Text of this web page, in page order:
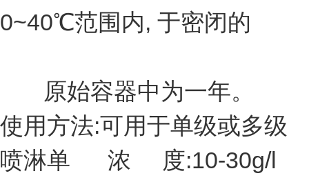
0~40℃范围内, 于密闭的
原始容器中为一年。
使用方法:可用于单级或多级
喷淋单 浓 度:10-30g/l